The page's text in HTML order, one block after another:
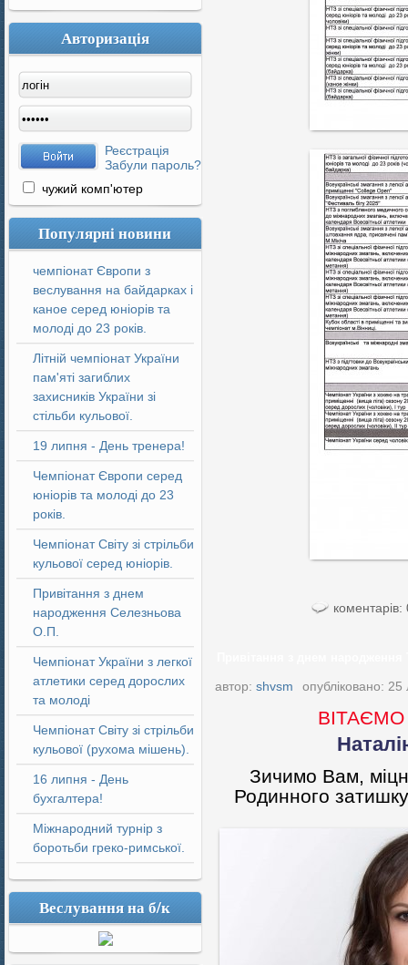
Авторизація
Реєстрація
Забули пароль?
чужий комп'ютер
Популярні новини
чемпіонат Європи з
веслування на байдарках і
каное серед юніорів та
молоді до 23 років.
Літній чемпіонат України
пам'яті загиблих
захисників України зі
стільби кульової.
19 липня - День тренера!
Чемпіонат Європи серед
юніорів та молоді до 23
років.
Чемпіонат Світу зі стрільби
кульової серед юніорів.
Привітання з днем
народження Селезньова
О.П.
Чемпіонат України з легкої
атлетики серед дорослих
та молоді
Чемпіонат Світу зі стрільби
кульової (рухома мішень).
16 липня - День
бухгалтера!
Міжнародний турнір з
боротьби греко-римської.
Веслування на б/к
коментарів:
автор: shvsm опубліковано:
ВІТАЄМО
Зичимо Вам,
Родинного